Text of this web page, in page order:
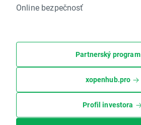
Online bezpečnosť
Partnerský program
xopenhub.pro
Profil investora